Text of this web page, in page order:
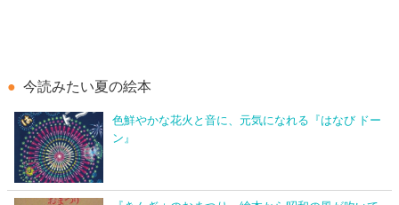
今読みたい夏の絵本
色鮮やかな花火と音に、元気になれる『はなび ドー
ン』